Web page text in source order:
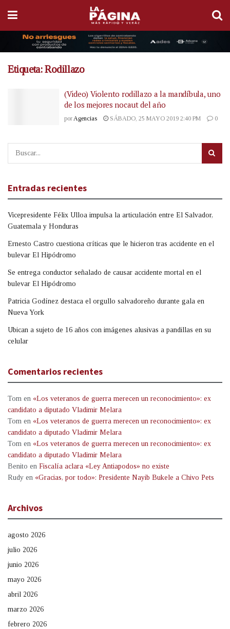
Etiqueta:Rodillazo
(Video) Violento rodillazo a la mandíbula, uno
de los mejores nocaut del año
por Agencias SÁBADO, 25 MAYO 2019 2:40 PM 0
Entradas recientes
Vicepresidente Félix Ulloa impulsa la articulación entre El Salvador,
Guatemala y Honduras
Ernesto Castro cuestiona críticas que le hicieron tras accidente en el
bulevar El Hipódromo
Se entrega conductor señalado de causar accidente mortal en el
bulevar El Hipódromo
Patricia Godínez destaca el orgullo salvadoreño durante gala en
Nueva York
Ubican a sujeto de 16 años con imágenes alusivas a pandillas en su
celular
Comentarios recientes
Tom en «Los veteranos de guerra merecen un reconocimiento»: ex
candidato a diputado Vladimir Melara
Tom en «Los veteranos de guerra merecen un reconocimiento»: ex
candidato a diputado Vladimir Melara
Tom en «Los veteranos de guerra merecen un reconocimiento»: ex
candidato a diputado Vladimir Melara
Benito en Fiscalía aclara «Ley Antiapodos» no existe
Rudy en «Gracias, por todo»: Presidente Nayib Bukele a Chivo Pets
Archivos
agosto 2026
julio 2026
junio 2026
mayo 2026
abril 2026
marzo 2026
febrero 2026